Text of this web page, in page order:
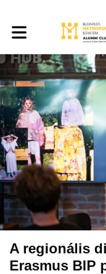
Toggle main navigation
A regionális
Erasmus BIP